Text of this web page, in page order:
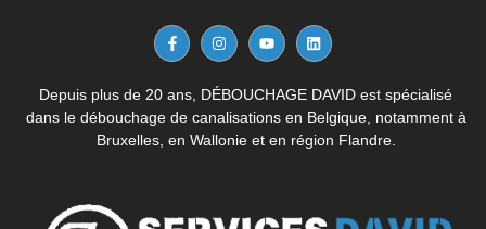
Depuis plus de 20 ans, DÉBOUCHAGE DAVID est spécialisé
dans le débouchage de canalisations en Belgique, notamment à
Bruxelles, en Wallonie et en région Flandre.